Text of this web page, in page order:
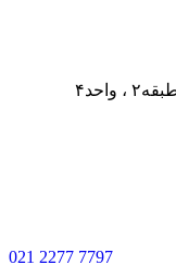
021 2277 7797